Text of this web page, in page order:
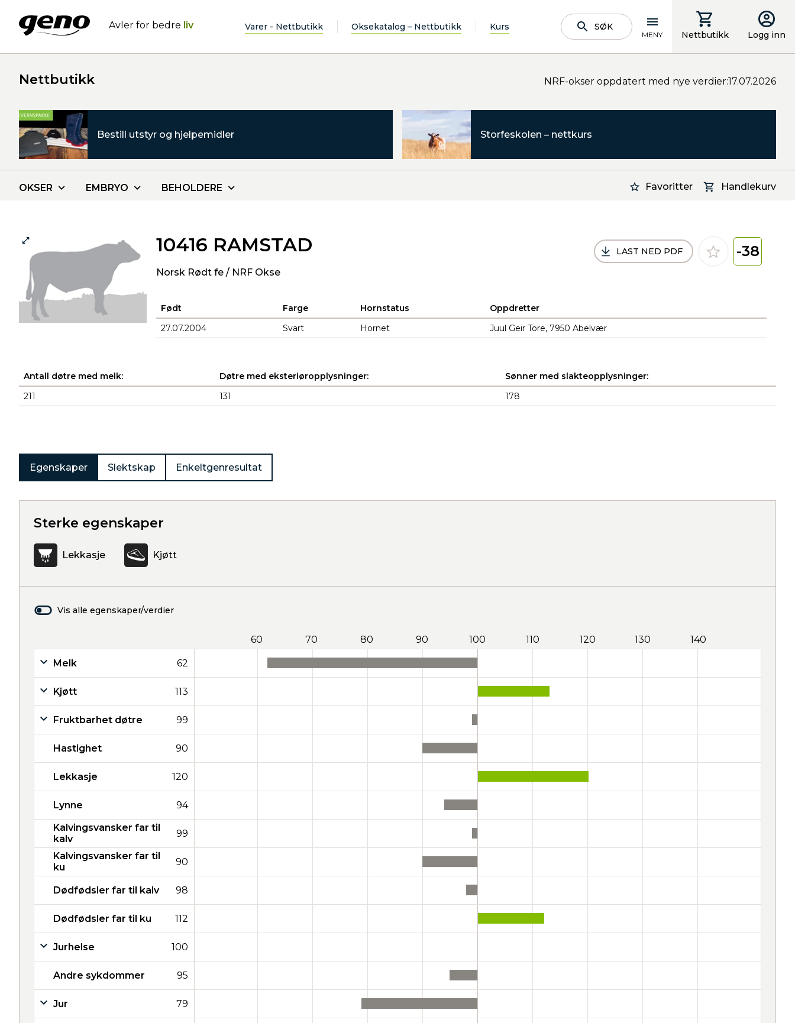
Avler for bedre liv Varer - Nettbutikk Oksekatalog – Nettbutikk Kurs SØK
MENY Nettbutikk Logg inn
Nettbutikk NRF-okser oppdatert med nye verdier:17.07.2026
Bestill utstyr og hjelpemidler Storfeskolen – nettkurs
Favoritter Handlekurv
OKSER EMBRYO BEHOLDERE
10416 RAMSTAD
Norsk Rødt fe / NRF Okse
LAST NED PDF -38
Født Farge Hornstatus
Oppdretter
27.07.2004
Svart Hornet Juul Geir Tore, 7950 Abelvær
Antall døtre med melk: Døtre med eksteriøropplysninger:
Sønner med slakteopplysninger:
211
131 178
Egenskaper Slektskap Enkeltgenresultat
Sterke egenskaper
Lekkasje Kjøtt
Vis alle egenskaper/verdier
60 70 80 90 100 110 120 130 140
Melk 62
Kjøtt 113
Fruktbarhet døtre 99
Hastighet 90
Lekkasje 120
Lynne 94
Kalvingsvansker far til
kalv
99
Kalvingsvansker far til
ku
90
Dødfødsler far til kalv 98
Dødfødsler far til ku 112
Jurhelse 100
Andre sykdommer 95
Jur 79